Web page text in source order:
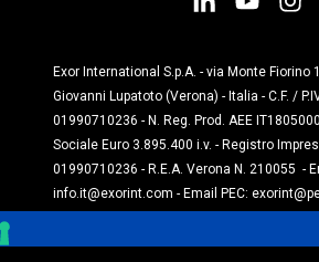
Exor International S.p.A. - via Monte Fiorino
Giovanni Lupatoto (Verona) - Italia - C.F. /
01990710236 - N. Reg. Prod. AEE
Sociale Euro 3.895.400 i.v. - Registro
01990710236 - R.E.A. Verona N. 210055 -
info.it@exorint.com - Email PEC: